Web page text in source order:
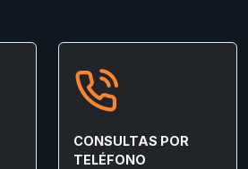
CONSULTAS POR
TELÉFONO